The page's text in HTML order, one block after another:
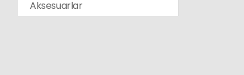
Aksesuarlar